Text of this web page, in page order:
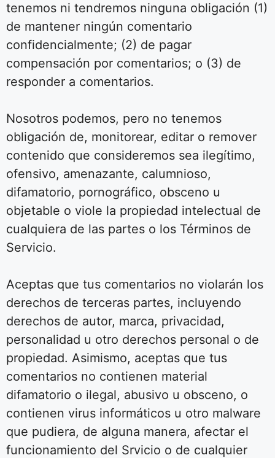
tenemos ni tendremos ninguna obligación (1)
de mantener ningún comentario
confidencialmente; (2) de pagar
compensación por comentarios; o (3) de
responder a comentarios.
Nosotros podemos, pero no tenemos
obligación de, monitorear, editar o remover
contenido que consideremos sea ilegítimo,
ofensivo, amenazante, calumnioso,
difamatorio, pornográfico, obsceno u
objetable o viole la propiedad intelectual de
cualquiera de las partes o los Términos de
Servicio.
Aceptas que tus comentarios no violarán los
derechos de terceras partes, incluyendo
derechos de autor, marca, privacidad,
personalidad u otro derechos personal o de
propiedad. Asimismo, aceptas que tus
comentarios no contienen material
difamatorio o ilegal, abusivo u obsceno, o
contienen virus informáticos u otro malware
que pudiera, de alguna manera, afectar el
funcionamiento del Srvicio o de cualquier